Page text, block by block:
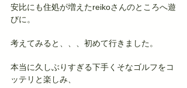
安比にも住処が増えたreikoさんのところへ遊
びに。
考えてみると、、、初めて行きました。
本当に久しぶりすぎる下手くそなゴルフをコ
ッテリと楽しみ、